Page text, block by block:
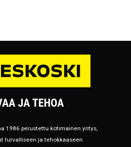
1986 perustettu kotimainen yritys,
turvalliseen ja tehokkaaseen